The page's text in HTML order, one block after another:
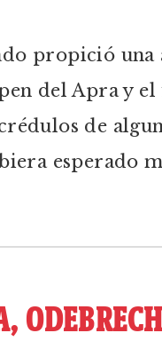
propició una
del Apra y
de
esperado